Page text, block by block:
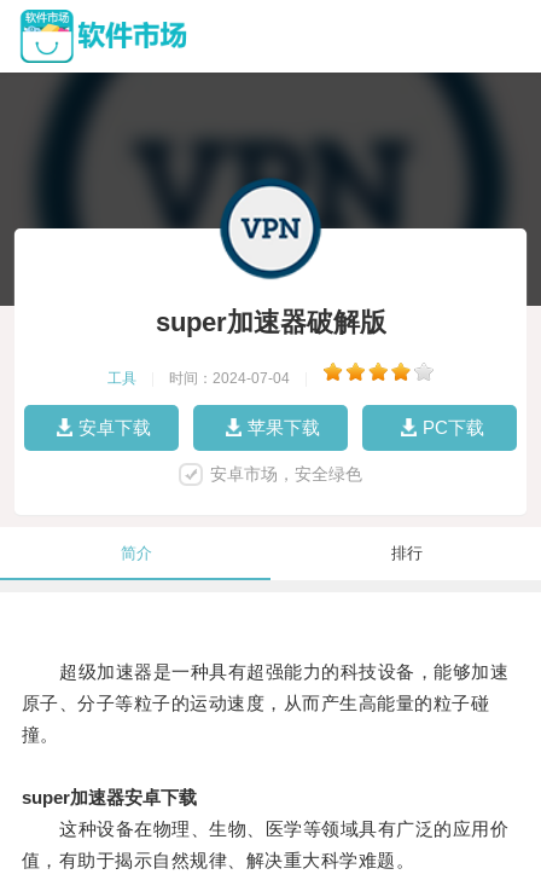
super加速器破解版
工具 时间：2024-07-04
安卓下载 苹果下载 PC下载
安卓市场，安全绿色
简介 排行
超级加速器是一种具有超强能力的科技设备，能够加速
原子、分子等粒子的运动速度，从而产生高能量的粒子碰
撞。
super加速器安卓下载
这种设备在物理、生物、医学等领域具有广泛的应用价
值，有助于揭示自然规律、解决重大科学难题。